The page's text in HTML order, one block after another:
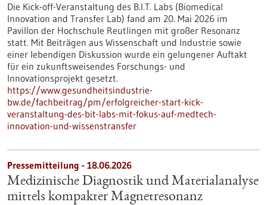
Die Kick-off-Veranstaltung des B.I.T. Labs (Biomedical
Innovation and Transfer Lab) fand am 20. Mai 2026 im
Pavillon der Hochschule Reutlingen mit großer Resonanz
statt. Mit Beiträgen aus Wissenschaft und Industrie sowie
einer lebendigen Diskussion wurde ein gelungener Auftakt
für ein zukunftsweisendes Forschungs- und
Innovationsprojekt gesetzt.
https://www.gesundheitsindustrie-
bw.de/fachbeitrag/pm/erfolgreicher-start-kick-
veranstaltung-des-bit-labs-mit-fokus-auf-medtech-
innovation-und-wissenstransfer
Pressemitteilung - 18.06.2026
Medizinische Diagnostik und Materialanalyse
mittels kompakter Magnetresonanz